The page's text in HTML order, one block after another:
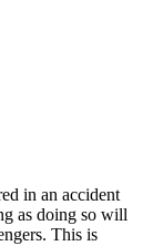
in an accident
as doing so will
This is